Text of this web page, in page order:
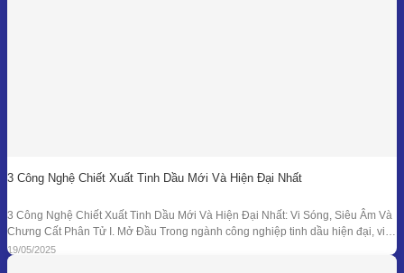
3 Công Nghệ Chiết Xuất Tinh Dầu Mới Và Hiện Đại Nhất
3 Công Nghệ Chiết Xuất Tinh Dầu Mới Và Hiện Đại Nhất: Vi Sóng, Siêu Âm Và
Chưng Cất Phân Tử I. Mở Đầu Trong ngành công nghiệp tinh dầu hiện đại, việc
tối ưu hóa hiệu suất chiết xuất, giữ nguyên hương thơm và hoạt chất trị liệu là
mục tiêu hàng đầu. Bên
19/05/2025